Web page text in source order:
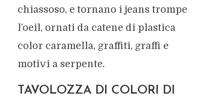
chiassoso, e tornano i jeans trompe
l’oeil, ornati da catene di plastica
color caramella, graffiti, graffi e
motivi a serpente.
TAVOLOZZA DI COLORI DI